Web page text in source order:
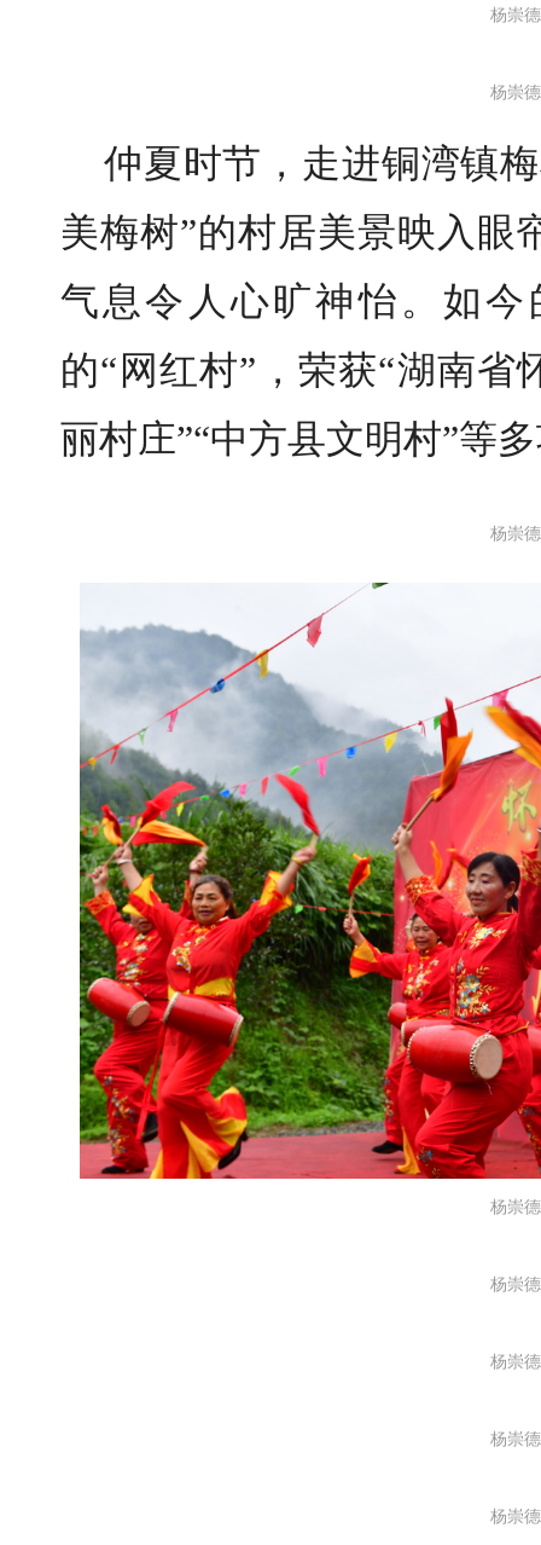
杨崇
杨崇
仲夏时节，走进铜湾镇
美梅树”的村居美景映入眼
气息令人心旷神怡。如
的“网红村”，荣获“湖南省
丽村庄”“中方县文明村”等
杨崇
杨崇
杨崇
杨崇
杨崇
杨崇